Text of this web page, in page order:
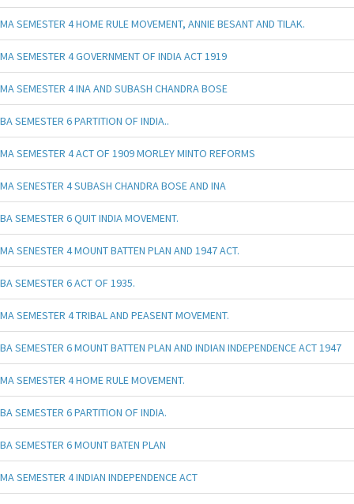
MA SEMESTER 4 HOME RULE MOVEMENT, ANNIE BESANT AND TILAK.
MA SEMESTER 4 GOVERNMENT OF INDIA ACT 1919
MA SEMESTER 4 INA AND SUBASH CHANDRA BOSE
BA SEMESTER 6 PARTITION OF INDIA..
MA SEMESTER 4 ACT OF 1909 MORLEY MINTO REFORMS
MA SENESTER 4 SUBASH CHANDRA BOSE AND INA
BA SEMESTER 6 QUIT INDIA MOVEMENT.
MA SENESTER 4 MOUNT BATTEN PLAN AND 1947 ACT.
BA SEMESTER 6 ACT OF 1935.
MA SEMESTER 4 TRIBAL AND PEASENT MOVEMENT.
BA SEMESTER 6 MOUNT BATTEN PLAN AND INDIAN INDEPENDENCE ACT 1947
MA SEMESTER 4 HOME RULE MOVEMENT.
BA SEMESTER 6 PARTITION OF INDIA.
BA SEMESTER 6 MOUNT BATEN PLAN
MA SEMESTER 4 INDIAN INDEPENDENCE ACT